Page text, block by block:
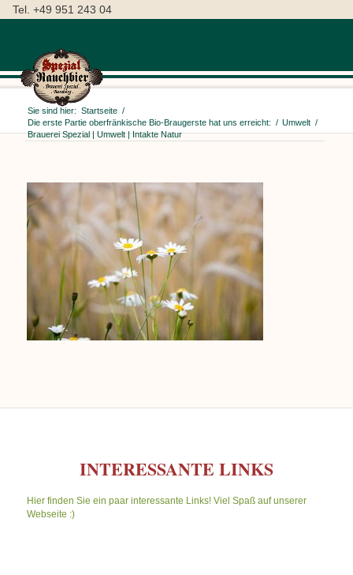
Tel. +49 951 243 04
Sie sind hier: Startseite /
Die erste Partie oberfränkische Bio-Braugerste hat uns erreicht: / Umwelt /
Brauerei Spezial | Umwelt | Intakte Natur
INTERESSANTE LINKS
Hier finden Sie ein paar interessante Links! Viel Spaß auf unserer
Webseite :)